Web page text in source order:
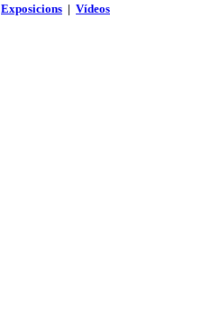
Exposicions | Vídeos